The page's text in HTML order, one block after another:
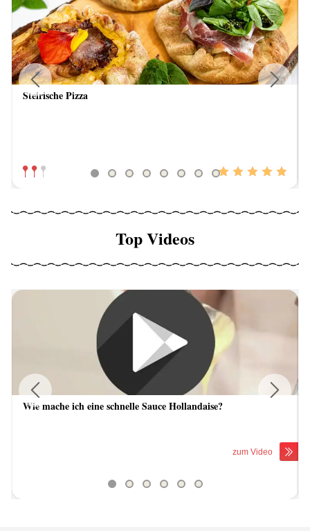
Steirische Pizza
Previous
Top Videos
Wie mache ich eine schnelle Sauce Hollandaise?
zum Video
Previous